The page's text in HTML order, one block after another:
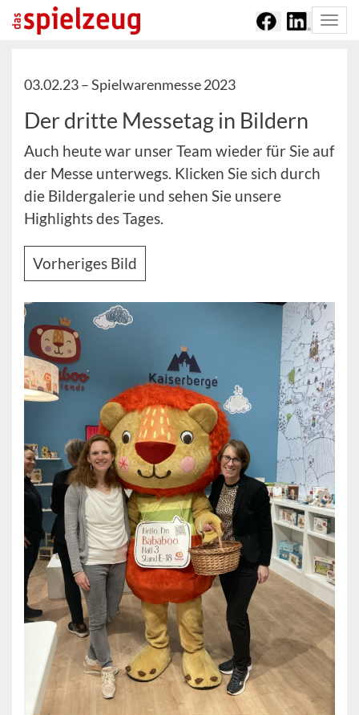
03.02.23 –Spielwarenmesse 2023
Der dritte Messetag in Bildern
Auch heute war unser Team wieder für Sie auf
der Messe unterwegs. Klicken Sie sich durch
die Bildergalerie und sehen Sie unsere
Highlights des Tages.
Vorheriges Bild